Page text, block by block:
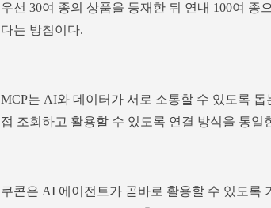
우선 30여 종의 상품을 등재한 뒤 연내 100여 종
다는 방침이다.
MCP는 AI와 데이터가 서로 소통할 수 있도록
접 조회하고 활용할 수 있도록 연결 방식을 통일
쿠콘은 AI 에이전트가 곧바로 활용할 수 있도록